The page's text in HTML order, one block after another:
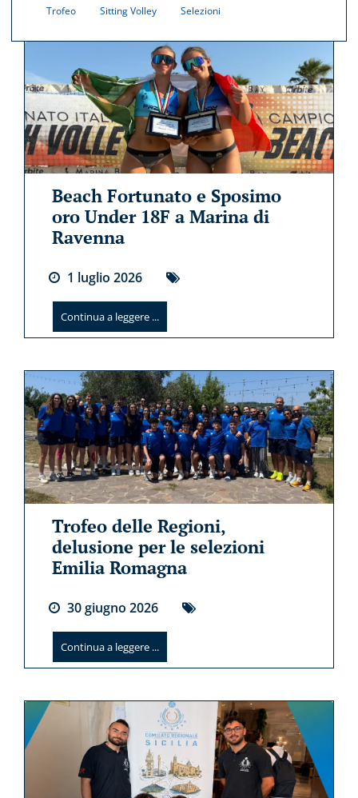
Trofeo Sitting Volley Selezioni
Beach Fortunato e Sposimo
oro Under 18F a Marina di
Ravenna
1 luglio 2026
Continua a leggere ...
Trofeo delle Regioni,
delusione per le selezioni
Emilia Romagna
30giugno 2026
Continua a leggere ...